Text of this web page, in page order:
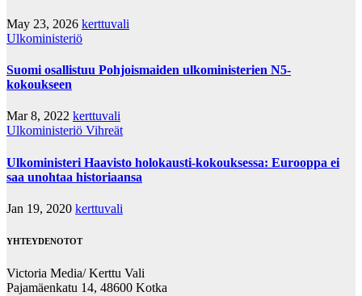
May 23, 2026 kerttuvali
Ulkoministeriö
Suomi osallistuu Pohjoismaiden ulkoministerien N5-
kokoukseen
Mar 8, 2022 kerttuvali
Ulkoministeriö Vihreät
Ulkoministeri Haavisto holokausti-kokouksessa: Eurooppa ei
saa unohtaa historiaansa
Jan 19, 2020 kerttuvali
YHTEYDENOTOT
Victoria Media/ Kerttu Vali
Pajamäenkatu 14, 48600 Kotka